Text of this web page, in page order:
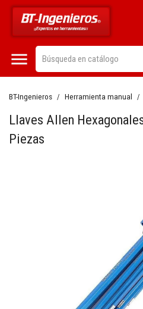

BT-Ingenieros Herramienta manual
Llaves Allen
Piezas